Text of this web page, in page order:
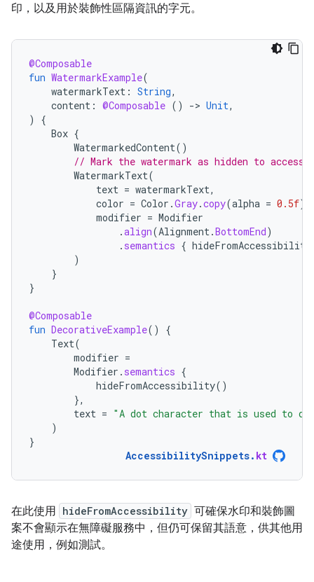
印，以及用於裝飾性區隔資訊的字元。
@Composable
fun WatermarkExample(
watermarkText : String,
content : @Composable () -> Unit,
)
{
Box {
WatermarkedContent()
// Mark the watermark as hidden to
WatermarkText(
text = watermarkText,
color = Color .Gray.copy(alpha = 0.5f),
modifier = Modifier
.align(Alignment .BottomEnd)
. semantics { hideFromAccessibility
)
}
}
@Composable
fun DecorativeExample()
{
Text(
modifier =
Modifier . semantics {
hideFromAccessibility()
},
text = "A dot character that is used to
)
}
AccessibilitySnippets. kt
在此使用 hideFromAccessibility 可確保水印和裝飾圖
案不會顯示在無障礙服務中，但仍可保留其語意，供其他用
途使用，例如測試。